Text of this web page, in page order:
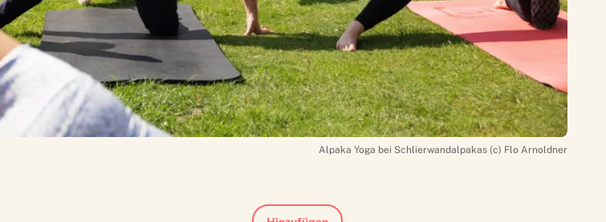
Alpaka Yoga bei Schlierwandalpakas (c) Flo Arnoldner